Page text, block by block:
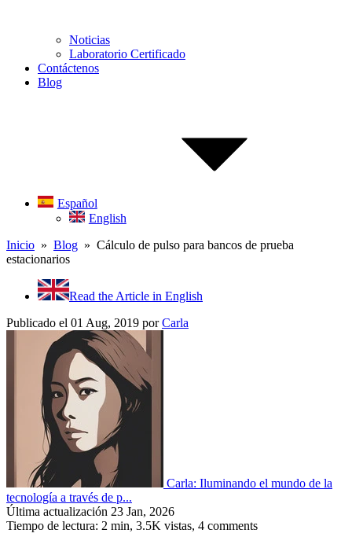
Noticias
Laboratorio Certificado
Contáctenos
Blog
Español
English
Inicio » Blog » Cálculo de pulso para bancos de prueba
estacionarios
Read the Article in English
Publicado el 01 Aug, 2019 porCarla
Carla: Iluminando el mundo de la
tecnología a través de p...
Última actualización 23 Jan, 2026
Tiempo de lectura: 2 min, 3.5K vistas, 4 comments